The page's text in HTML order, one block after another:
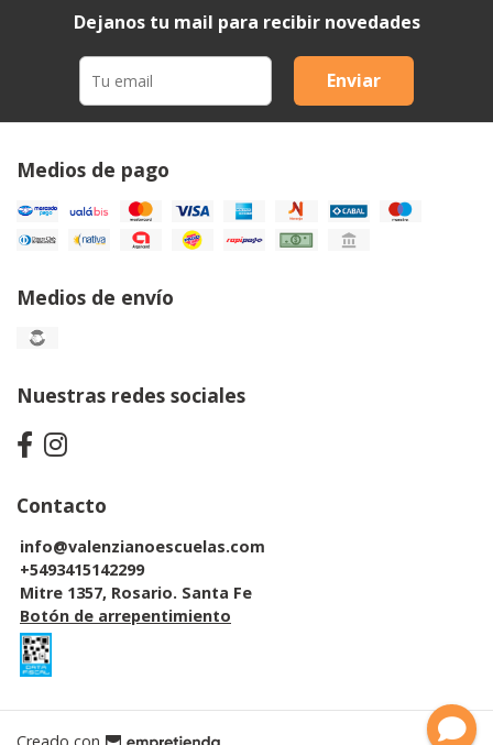
Dejanos tu mail para recibir novedades
Enviar
Medios de pago
Medios de envío
Nuestras redes sociales
Contacto
info@valenzianoescuelas.com
+5493415142299
Mitre 1357, Rosario. Santa Fe
Botón de arrepentimiento